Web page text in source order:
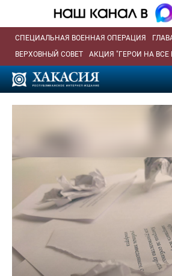
СПЕЦИАЛЬНАЯ ВОЕННАЯ ОПЕРАЦИЯ
ВЕРХОВНЫЙ СОВЕТ
АКЦИЯ "ГЕРОИ НА ВСЕ